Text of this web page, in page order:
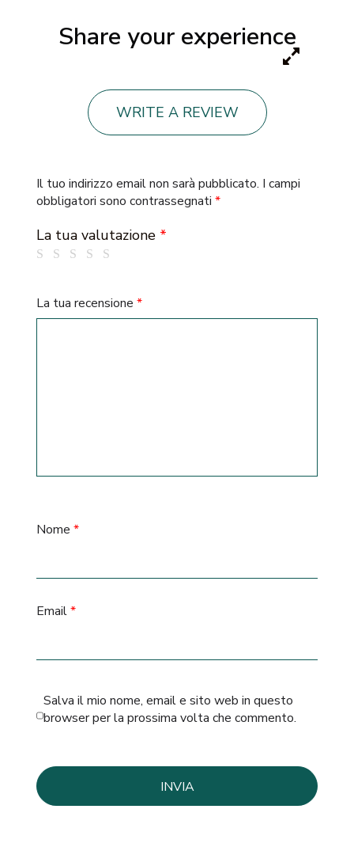
Share your experience
WRITE A REVIEW
Il tuo indirizzo email non sarà pubblicato. I campi
obbligatori sono contrassegnati *
La tua valutazione *
La tua recensione *
Nome *
Email*
Salva il mio nome, email e sito web in questo
browser per la prossima volta che commento.